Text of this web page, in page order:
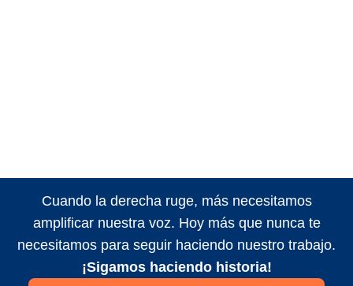
Cuando la derecha ruge, más necesitamos
amplificar nuestra voz. Hoy más que nunca te
necesitamos para seguir haciendo nuestro trabajo.
¡Sigamos haciendo historia!